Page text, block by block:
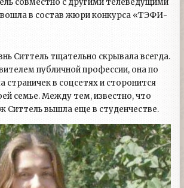
в состав жюри конкурса «ТЭФИ-
Ситтель тщательно скрывала всегда.
публичной профессии, она по
страничек в соцсетях и сторонится
семье. Между тем, известно, что
Ситтель вышла еще в студенчестве.